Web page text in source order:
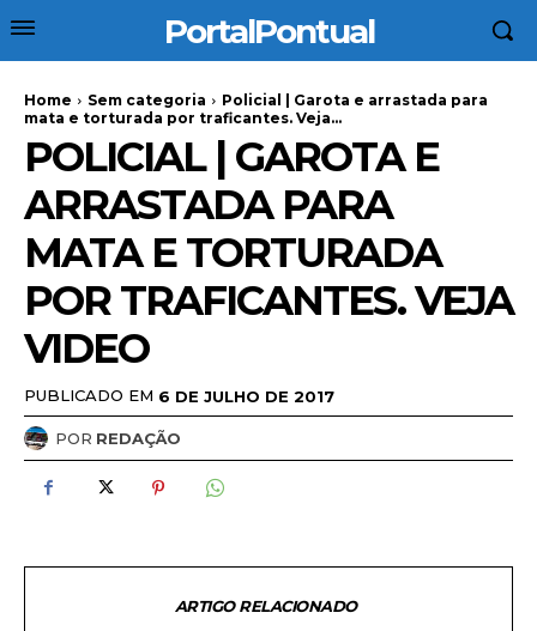
PortalPontual
Home Sem categoria
Policial | Garota e arrastada para
mata e torturada por traficantes. Veja...
POLICIAL | GAROTA E
ARRASTADA PARA
MATA E TORTURADA
POR TRAFICANTES. VEJA
VIDEO
PUBLICADO EM 6 DE JULHO DE 2017
POR REDAÇÃO
ARTIGO RELACIONADO